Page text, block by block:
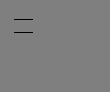
Open Menu